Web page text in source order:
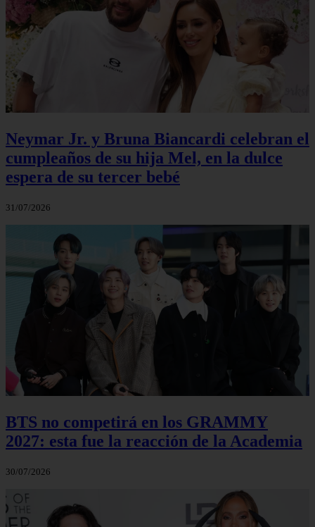
Neymar Jr. y Bruna Biancardi celebran el
cumpleaños de su hija Mel, en la dulce
espera de su tercer bebé
31/07/2026
BTS no competirá en los GRAMMY
2027: esta fue la reacción de la Academia
30/07/2026